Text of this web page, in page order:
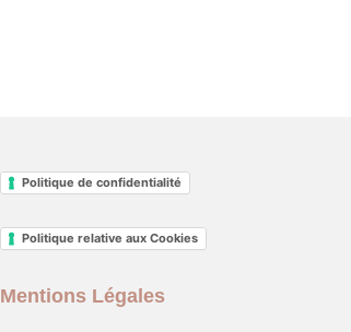
Politique de confidentialité
Politique relative aux Cookies
Mentions Légales